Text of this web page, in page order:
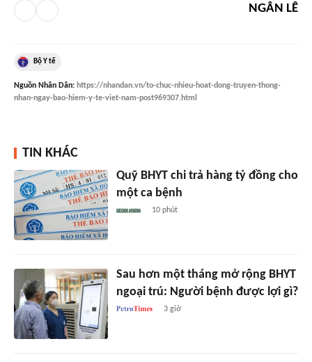
NGÂN LÊ
Bộ Y tế
Nguồn Nhân Dân: https://nhandan.vn/to-chuc-nhieu-hoat-dong-truyen-thong-
nhan-ngay-bao-hiem-y-te-viet-nam-post969307.html
TIN KHÁC
Quỹ BHYT chi trả hàng tỷ đồng cho
một ca bệnh
10 phút
Sau hơn một tháng mở rộng BHYT
ngoại trú: Người bệnh được lợi gì?
3 giờ